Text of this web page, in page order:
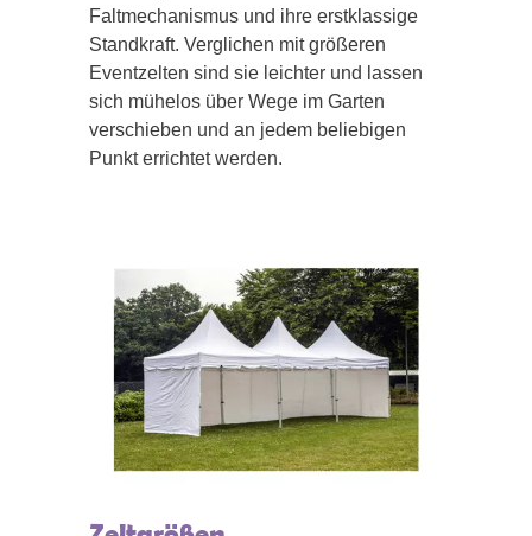
Faltmechanismus und ihre erstklassige
Standkraft. Verglichen mit größeren
Eventzelten sind sie leichter und lassen
sich mühelos über Wege im Garten
verschieben und an jedem beliebigen
Punkt errichtet werden.